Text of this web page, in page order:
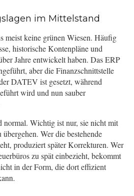
im Mittelstand
meist keine grünen Wiesen. Häufig
historische Kontenpläne und
Jahre entwickelt haben. Das ERP
aber die Finanzschnittstelle
DATEV ist gesetzt, während
wird und nun sauber
normal. Wichtig ist nur, sie nicht mit
Wer die bestehende
produziert später Korrekturen. Wer
zu spät einbezieht, bekommt
in der Form, die dort effizient